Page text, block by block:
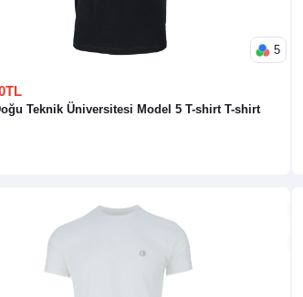
5
Teknik Üniversitesi Model 5 T-shirt T-shirt